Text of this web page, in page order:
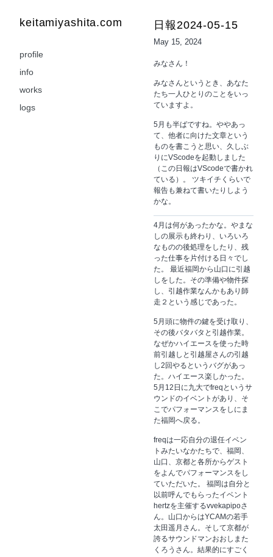
keitamiyashita.com
profile
info
works
logs
日報2024-05-15
May 15, 2024
みなさん！
みなさんというとき、あなた
たち一人ひとりのことをいっ
ていますよ。
5月も半ばですね。ややあっ
て、他者に向けた文章という
ものを書こうと思い、久しぶ
りにVScodeを起動しました
（この日報はVScodeで書かれ
ている）。 ツキイチくらいで
報告も兼ねて書いたりしよう
かな。
4月は何があったかな。やまな
しの展示も終わり、いろいろ
なものの後処理をしたり、残
った仕事を片付ける日々でし
た。 最近福岡から山口に引越
しをした。その準備や物件探
し、引越作業なんかもあり師
走２という感じであった。
5月頭に物件の鍵を受け取り、
その後バタバタと引越作業。
なぜかハイエースを使った時
前引越しと引越屋さんの引越
し2回やるというバグがあっ
た。ハイエース楽しかった。
5月12日に九大でfreqというサ
ウンドのイベントがあり、そ
こでパフォーマンスをしにま
た福岡へ戻る。
freqは一応自分の退任イベン
トみたいなかたちで、福岡、
山口、京都と各所からゲスト
をよんでパフォーマンスをし
ていただいた。 福岡は自分と
以前呼んでもらったイベント
hertzを主催するvvekapipoさ
ん。山口からはYCAMの若手
太田遥月さん。そして京都が
誇るサウンドマンおおしまた
くろうさん。結果的にすごく